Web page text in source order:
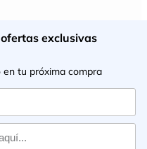
exclusivas
tu próxima compra